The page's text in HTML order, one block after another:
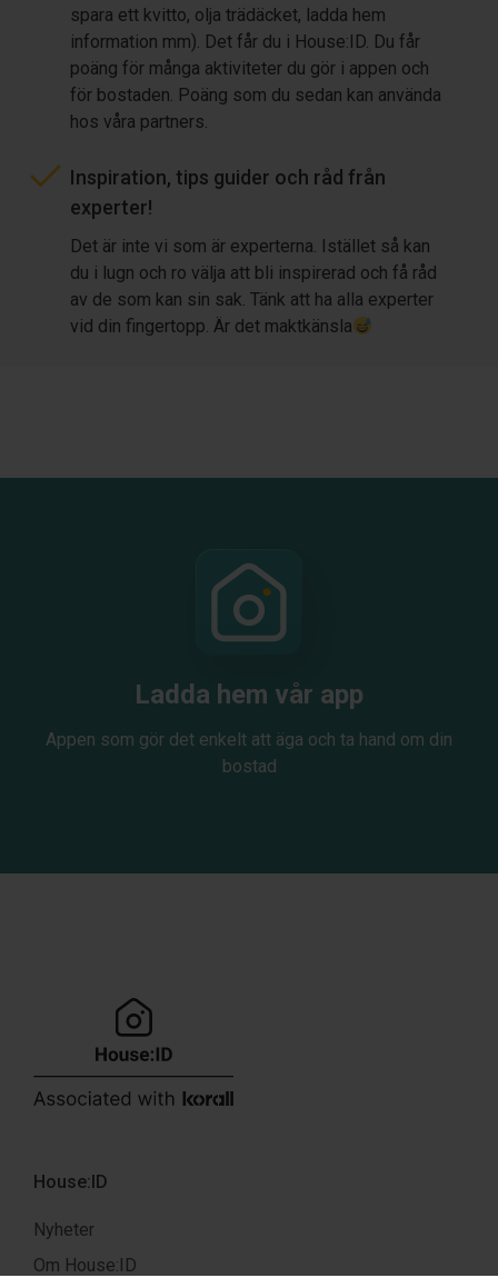
spara ett kvitto, olja trädäcket, ladda hem
information mm). Det får du i House:ID. Du får
poäng för många aktiviteter du gör i appen och
för bostaden. Poäng som du sedan kan använda
hos våra partners.
Inspiration, tips guider och råd från
experter!
Det är inte vi som är experterna. Istället så kan
du i lugn och ro välja att bli inspirerad och få råd
av de som kan sin sak. Tänk att ha alla experter
vid din fingertopp. Är det maktkänsla
Ladda hem vår app
Appen som gör det enkelt att äga och ta hand om din
bostad
House:ID
Nyheter
Om House:ID